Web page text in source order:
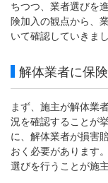
ちつつ、業者選びを
険加入の観点から、
いて確認していきまし
解体業者に保
まず、施主が解体業
況を確認することが
に、解体業者が損害
おく必要があります
選びを行うことが施